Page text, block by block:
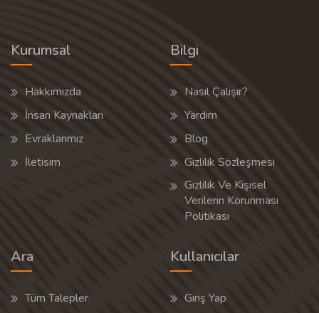
Kurumsal
Hakkımızda
İnsan Kaynakları
Evraklarımız
İletisim
Bilgi
Nasıl Çalışır?
Yardım
Blog
Gizlilik Sözleşmesi
Gizlilik Ve Kişisel
Verilerin Korunması
Politikası
Ara
Tüm Talepler
Kullanıcılar
Giriş Yap